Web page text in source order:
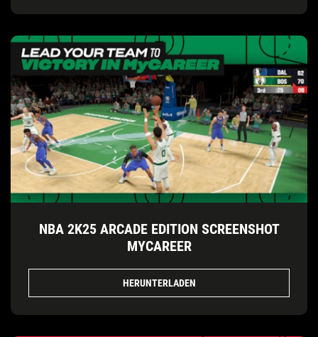
NBA 2K25 ARCADE EDITION SCREENSHOT
MYCAREER
HERUNTERLADEN